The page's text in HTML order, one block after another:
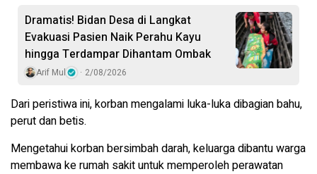
Dramatis! Bidan Desa di Langkat
Evakuasi Pasien Naik Perahu Kayu
hingga Terdampar Dihantam Ombak
Arif Mul 2/08/2026
Dari peristiwa ini, korban mengalami luka-luka dibagian bahu,
perut dan betis.
Mengetahui korban bersimbah darah, keluarga dibantu warga
membawa ke rumah sakit untuk memperoleh perawatan